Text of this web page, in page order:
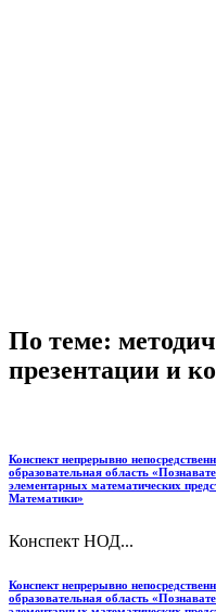
По теме:
презентации и
Конспект непрерывно
образовательная область
элементарных математических
Математики»
Конспект НОД...
Конспект непрерывно
образовательная область